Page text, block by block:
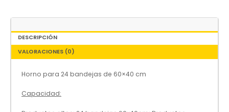
DESCRIPCIÓN
VALORACIONES (0)
Horno para 24 bandejas de 60×40 cm
Capacidad: